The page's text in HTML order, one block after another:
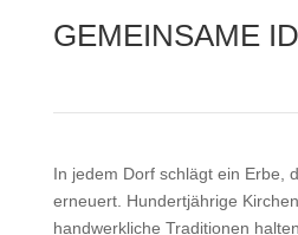
GEMEINSAME
In jedem Dorf schlägt ein Erbe,
erneuert. Hundertjährige
handwerkliche Traditionen